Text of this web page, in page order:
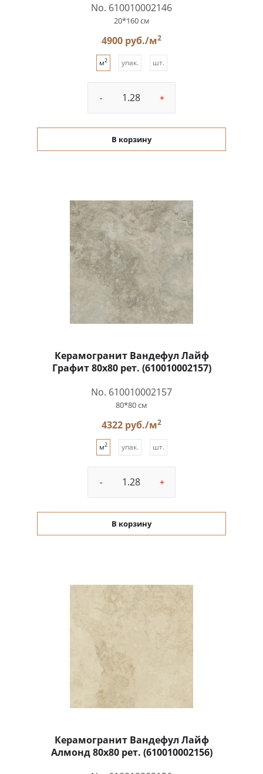
No. 610010002146
20*160 см
4900 руб./м2
м2 упак. шт.
- +
В корзину
Керамогранит Вандефул Лайф
Графит 80x80 рет. (610010002157)
No. 610010002157
80*80 см
4322 руб./м2
м2 упак. шт.
- +
В корзину
Керамогранит Вандефул Лайф
Алмонд 80x80 рет. (610010002156)